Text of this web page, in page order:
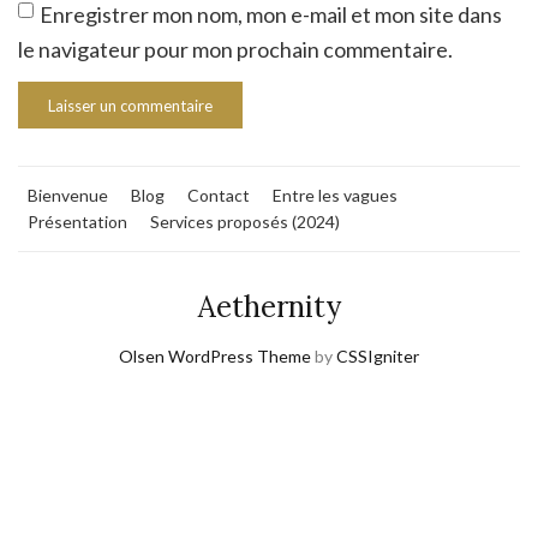
Enregistrer mon nom, mon e-mail et mon site dans
le navigateur pour mon prochain commentaire.
Bienvenue Blog Contact
Entre les vagues
Présentation
Services proposés (2024)
Aethernity
Olsen WordPress ThemebyCSSIgniter